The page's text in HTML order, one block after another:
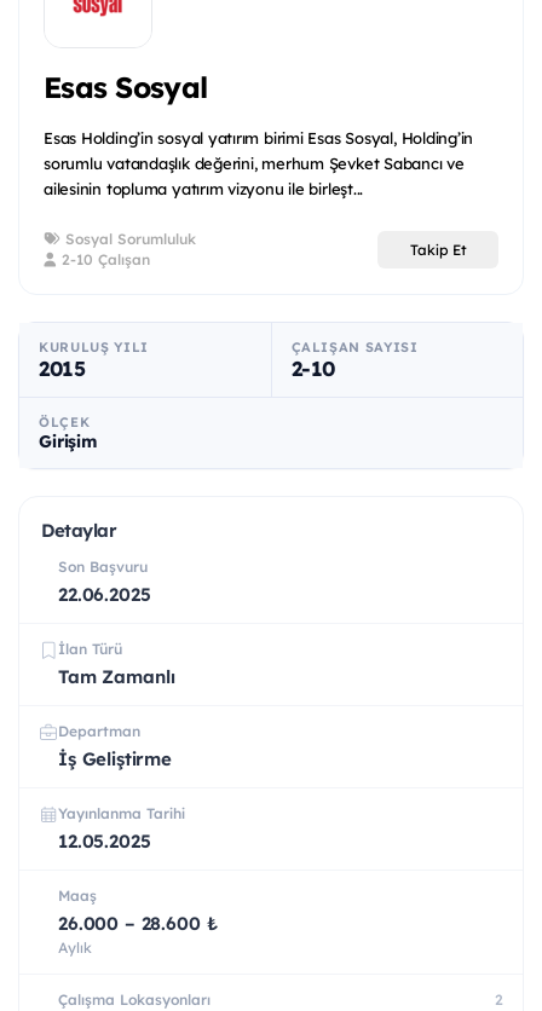
Esas Sosyal
Esas Holding’in sosyal yatırım birimi Esas Sosyal, Holding’in
sorumlu vatandaşlık değerini, merhum Şevket Sabancı ve
ailesinin topluma yatırım vizyonu ile birleşt...
Sosyal Sorumluluk
2-10 Çalışan
Takip Et
KURULUŞ YILI
2015
ÇALIŞAN SAYISI
2-10
ÖLÇEK
Girişim
Detaylar
Son Başvuru
22.06.2025
İlan Türü
Tam Zamanlı
Departman
İş Geliştirme
Yayınlanma Tarihi
12.05.2025
Maaş
26.000 – 28.600 ₺
Aylık
Çalışma Lokasyonları 2